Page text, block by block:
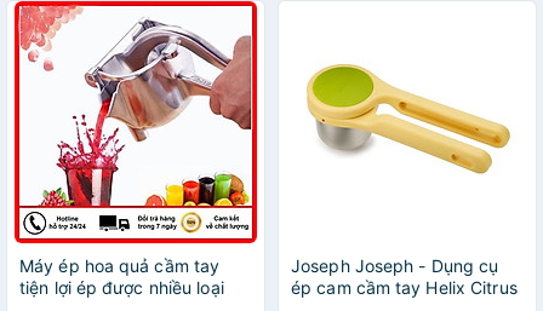
Máy ép hoa quả cầm tay
tiện lợi ép được nhiều loại
Joseph Joseph - Dụng cụ
ép cam cầm tay Helix Citrus